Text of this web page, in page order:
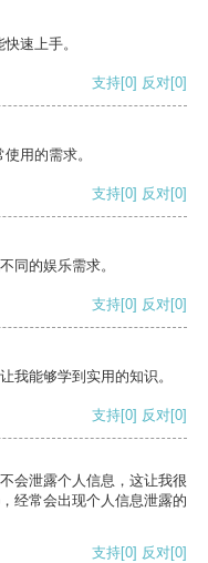
速上手。
支持[0] 反对[0]
用的需求。
支持[0] 反对[0]
同的娱乐需求。
支持[0] 反对[0]
我能够学到实用的知识。
支持[0] 反对[0]
会泄露个人信息，这让我很
经常会出现个人信息泄露的
支持[0] 反对[0]